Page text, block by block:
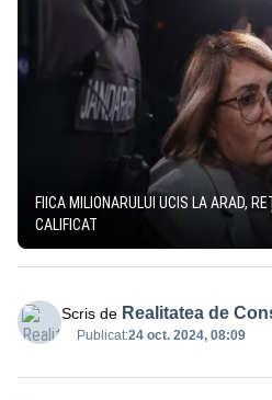
FIICA MILIONARULUI UCIS LA ARAD,
CALIFICAT
Scris de Realitatea de
Publicat:24 oct. 2024, 08:09